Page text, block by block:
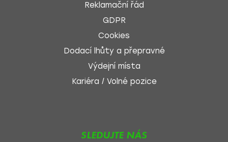
Reklamační řád
GDPR
Cookies
Dodací lhůty a přepravné
Výdejní místa
Kariéra / Volné pozice
SLEDUJTE NÁS